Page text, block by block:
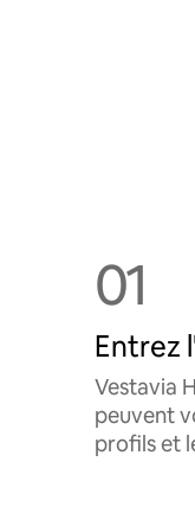
01
Entrez
Vestavia
peuvent
profils et